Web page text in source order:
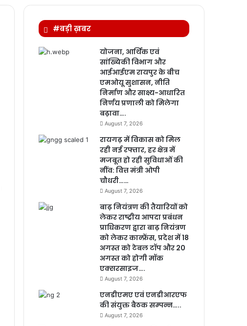
#बड़ी ख़बर
योजना, आर्थिक एवं
सांख्यिकी विभाग और
आईआईएम रायपुर के बीच
एमओयू सुशासन, नीति
निर्माण और साक्ष्य-आधारित
निर्णय प्रणाली को मिलेगा
बढ़ावा….
August 7, 2026
रायगढ़ में विकास को मिल
रही नई रफ्तार, हर क्षेत्र में
मजबूत हो रही सुविधाओं की
नींव: वित्त मंत्री ओपी
चौधरी……
August 7, 2026
बाढ़ नियंत्रण की तैयारियों को
लेकर राष्ट्रीय आपदा प्रबंधन
प्राधिकरण द्वारा बाढ़ नियंत्रण
को लेकर कान्फ्रेंस, प्रदेश में 18
अगस्त को टेबल टॉप और 20
अगस्त को होगी मॉक
एक्सरसाइज….
August 7, 2026
एनडीएमए एवं एनडीआरएफ
की संयुक्त बैठक सम्पन्न…..
August 7, 2026